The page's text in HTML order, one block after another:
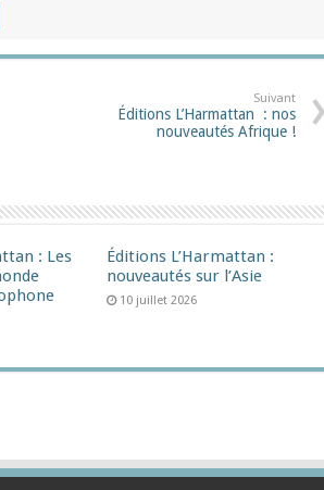
Suivant
Éditions L’Harmattan : nos
nouveautés Afrique !​
: Les
Éditions L’Harmattan :
nouveautés sur l’Asie
10 juillet 2026